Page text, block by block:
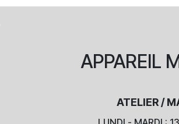
APPAREIL
ATELIER /